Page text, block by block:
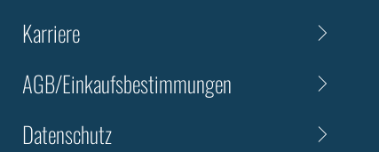
Karriere
AGB/Einkaufsbestimmungen
Datenschutz